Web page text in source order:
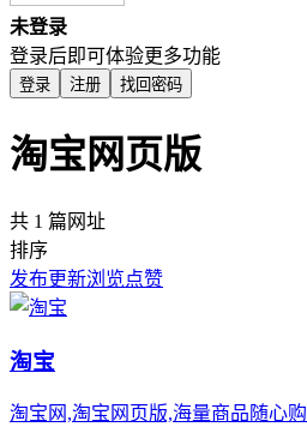
未登录
登录后即可体验更多功能
登录 注册 找回密码
淘宝网页版
共 1 篇网址
排序
发布更新浏览点赞
淘宝
淘宝网,淘宝网页版,海量商品随心购